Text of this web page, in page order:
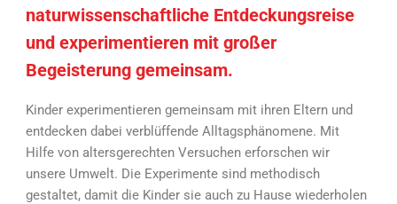
naturwissenschaftliche Entdeckungsreise
und experimentieren mit großer
Begeisterung gemeinsam.
Kinder experimentieren gemeinsam mit ihren Eltern und
entdecken dabei verblüffende Alltagsphänomene. Mit
Hilfe von altersgerechten Versuchen erforschen wir
unsere Umwelt. Die Experimente sind methodisch
gestaltet, damit die Kinder sie auch zu Hause wiederholen